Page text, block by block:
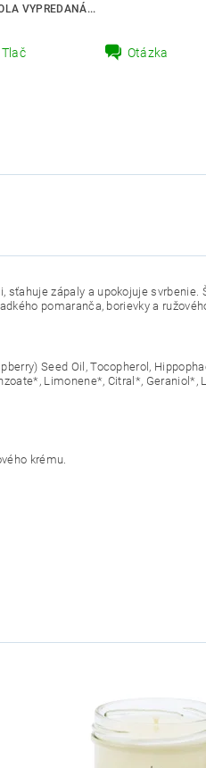
VYPREDANÁ...
Tlač Otázka
zápaly a upokojuje svrbenie.
pomaranča, borievky a
Seed Oil, Tocopherol,
Limonene*, Citral*, Geraniol*,
krému.